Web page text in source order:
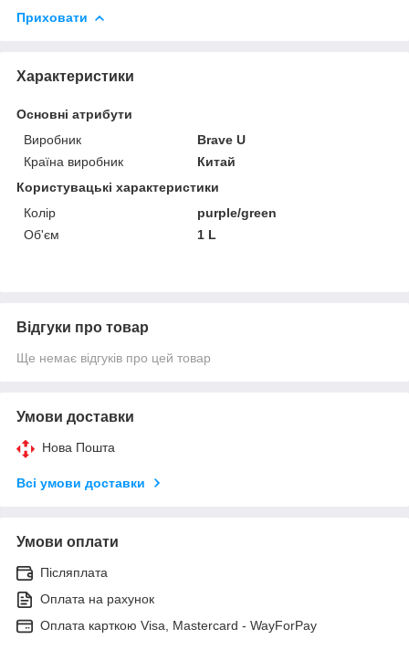
Приховати
Характеристики
Основні атрибути
Виробник
Brave U
Країна виробник
Китай
Користувацькі характеристики
Колір
purple/green
Об'єм
1 L
Відгуки про товар
Ще немає відгуків про цей товар
Умови доставки
Нова Пошта
Всі умови доставки
Умови оплати
Післяплата
Оплата на рахунок
Оплата карткою Visa, Mastercard - WayForPay